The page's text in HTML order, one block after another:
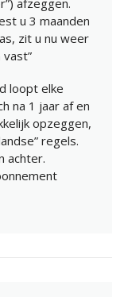
u 3 maanden
zit u nu weer
loopt elke
na 1 jaar af en
opzeggen,
regels.
achter.